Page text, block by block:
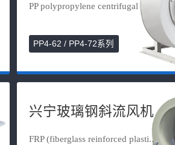
PP polypropylene centrifugal fan
PP4-62 / PP4-72系列
兴宁玻璃钢斜流风机
FRP (fiberglass reinforced plasti...